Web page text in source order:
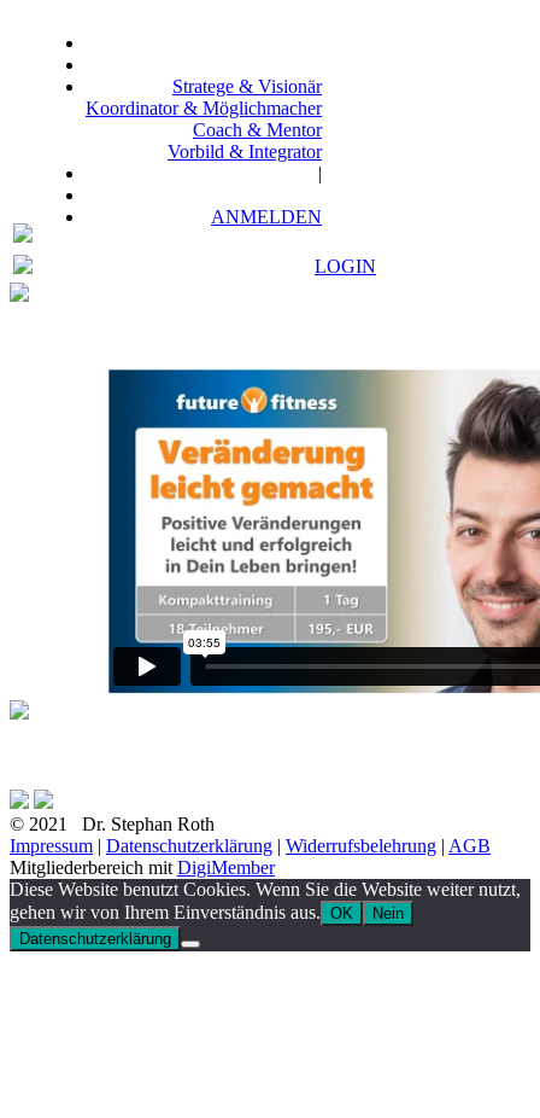
springen
Stratege & Visionär
Koordinator & Möglichmacher
Coach & Mentor
Vorbild & Integrator
|
ANMELDEN
LOGIN
© 2021 Dr. Stephan Roth
Impressum | Datenschutzerklärung | Widerrufsbelehrung | AGB
Mitgliederbereich mit DigiMember
Diese Website benutzt Cookies. Wenn Sie die Website weiter nutzt,
gehen wir von Ihrem Einverständnis aus. OK
Nein
Datenschutzerklärung